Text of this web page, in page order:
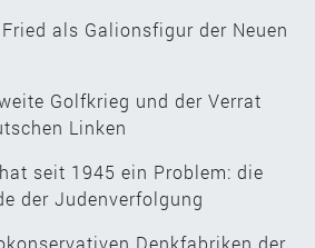
als Galionsfigur der Neuen
Golfkrieg und der Verrat
Linken
seit 1945 ein Problem: die
der Judenverfolgung
Denkfabriken der